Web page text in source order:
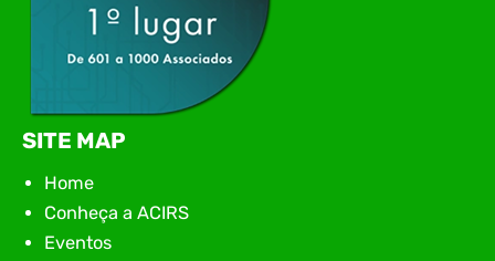
SITE MAP
Home
Conheça a ACIRS
Eventos